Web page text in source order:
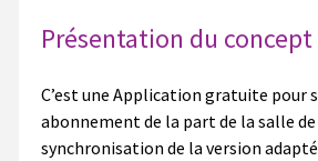
Présentation du concept
C’est une Application gratuite pour
abonnement de la part de la salle
synchronisation de la version